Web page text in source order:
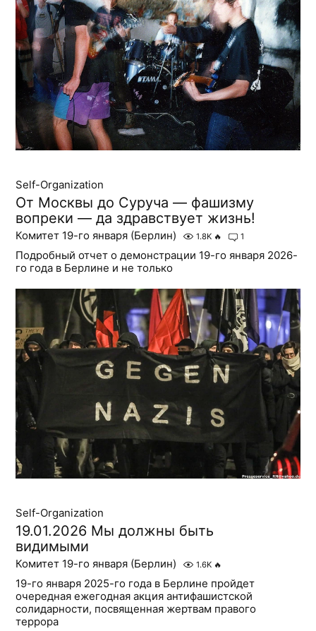
Self-Organization
От Москвы до Суруча — фашизму
вопреки — да здравствует жизнь!
Комитет 19-го января (Берлин) 1.8K 🔥 1
Подробный отчет о демонстрации 19-го января 2026-
го года в Берлине и не только
Self-Organization
19.01.2026 Мы должны быть
видимыми
Комитет 19-го января (Берлин) 1.6K 🔥
19-го января 2025-го года в Берлине пройдет
очередная ежегодная акция антифашистской
солидарности, посвященная жертвам правого
террора